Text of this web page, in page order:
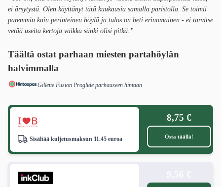
ei ärsytystä. Olen käyttänyt tätä kuukausia samalla paristolla. Se toimii
paremmin kuin perinteinen höylä ja tulos on heti erinomainen - ei tarvitse
vetää useita kertoja vaikka sänki olisi pitkä.”
Täältä ostat parhaan miesten partahöylän
halvimmalla
Gillette Fusion Proglide parhaaseen hintaan
Sisältää kuljetusmaksun 11.45 euroa
8,75 €
Osta täällä!